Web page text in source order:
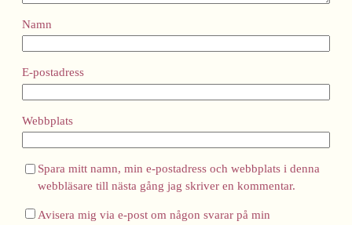
Namn
E-postadress
Webbplats
Spara mitt namn, min e-postadress och webbplats i denna
webbläsare till nästa gång jag skriver en kommentar.
Avisera mig via e-post om någon svarar på min